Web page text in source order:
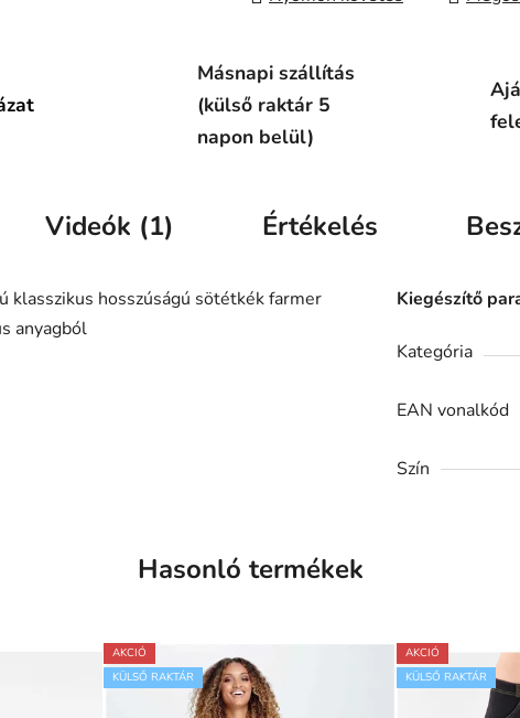
Másnapi szállítás
(külső raktár 5
napon belül)
Videók (1) Értékelés
klasszikus hosszúságú sötétkék farmer
anyagból
Kiegészítő
Kategória
EAN vonalkód
Szín
Hasonló termékek
AKCIÓ
KÜLSŐ RAKTÁR
AKCIÓ
KÜLSŐ RAKTÁR